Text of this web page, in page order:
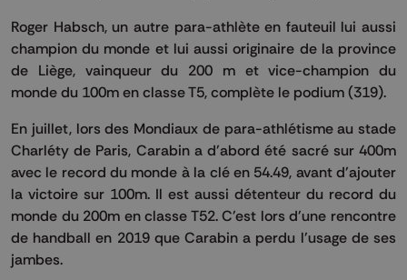
Roger Habsch, un autre para-athlète en fauteuil lui aussi
champion du monde et lui aussi originaire de la province
de Liège, vainqueur du 200 m et vice-champion du
monde du 100m en classe T5, complète le podium (319).
En juillet, lors des Mondiaux de para-athlétisme au stade
Charléty de Paris, Carabin a d'abord été sacré sur 400m
avec le record du monde à la clé en 54.49, avant d'ajouter
la victoire sur 100m. Il est aussi détenteur du record du
monde du 200m en classe T52. C'est lors d'une rencontre
de handball en 2019 que Carabin a perdu l'usage de ses
jambes.